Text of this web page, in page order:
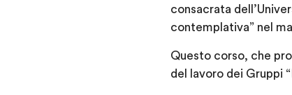
consacrata
contemplativa” nel
Questo corso, che
del lavoro dei Gruppi